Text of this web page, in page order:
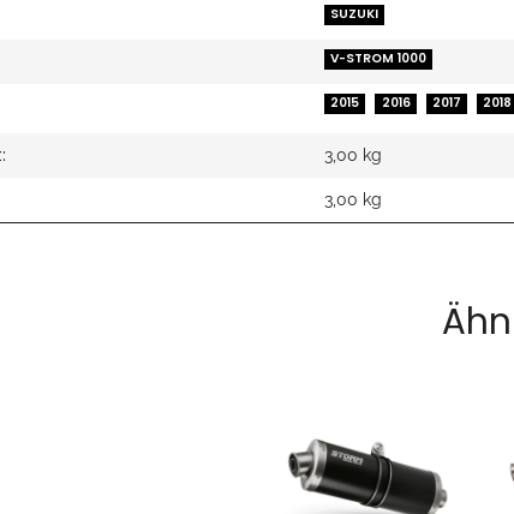
SUZUKI
V-STROM 1000
2015 2016 2017 2018
3,00 kg
3,00 kg